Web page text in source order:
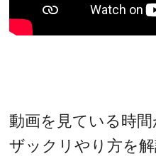
動画を見ている時
ザックリやり方を